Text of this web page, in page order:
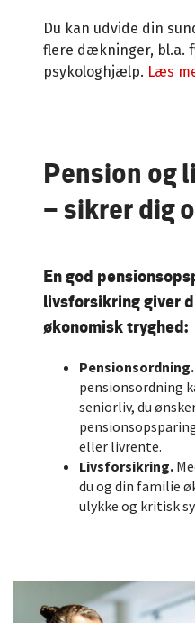
Du kan udvide din
flere dækninger, bl.a.
psykologhjælp. Læs
Pension og
– sikrer dig
En god
livsforsikring giver
økonomisk tryghed:
Pensionsordning.
pensionsordning
seniorliv, du
eller livrente.
Livsforsikring.
du og din familie
ulykke og kritisk